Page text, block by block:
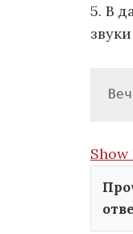
5. В
Show